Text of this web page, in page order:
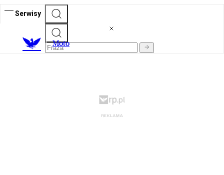
Serwisy
Moto